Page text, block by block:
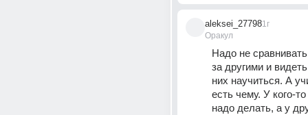
aleksei_27798
Оракул
1г
Надо не
за другими и
них научиться. А
есть чему. У кого-
надо делать, а у